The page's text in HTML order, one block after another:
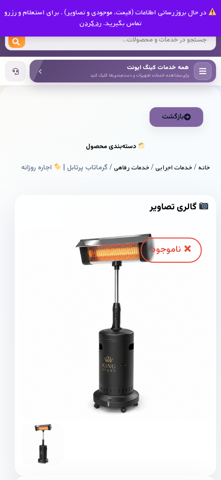
در حال بروزرسانی اطلاعات (قیمت، موجودی و تصاویر) . برای استعلام و رزرو
تماس بگیرید. رد کردن
کینگ ایونت
همه خدمات کینگ ایونت
برای مشاهده خدمات، تجهیزات و دسته‌بندی‌ها کلیک کنید
بازگشت
دسته‌بندی محصول
خانه/خدمات اجرایی/خدمات رفاهی/ گرماتاب پرتابل | اجاره روزانه
گالری تصاویر